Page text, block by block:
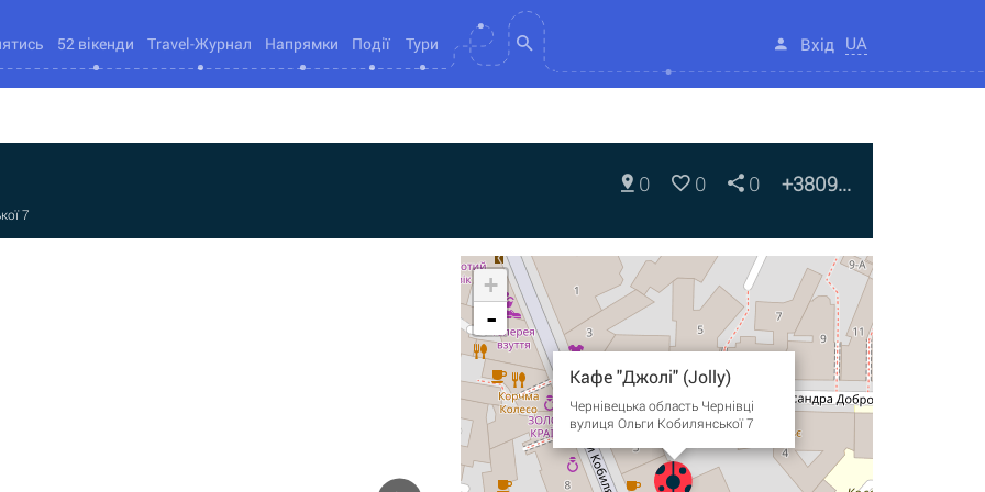
52 вікенди Travel-Журнал Напрямки Події Тури Вхід UA
7
0 0 0 +3809...
Кафе "Джолі" (Jolly)
Чернівецька область Чернівці
вулиця Ольги Кобилянської 7
+
-